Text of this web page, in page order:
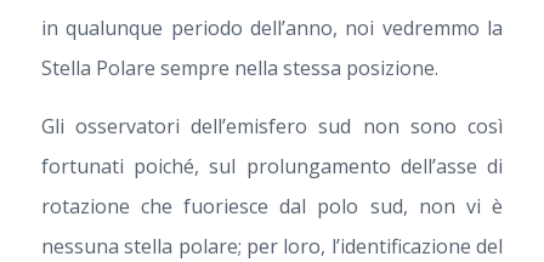
in qualunque periodo dell’anno, noi vedremmo la
Stella Polare sempre nella stessa posizione.
Gli osservatori dell’emisfero sud non sono così
fortunati poiché, sul prolungamento dell’asse di
rotazione che fuoriesce dal polo sud, non vi è
nessuna stella polare; per loro, l’identificazione del